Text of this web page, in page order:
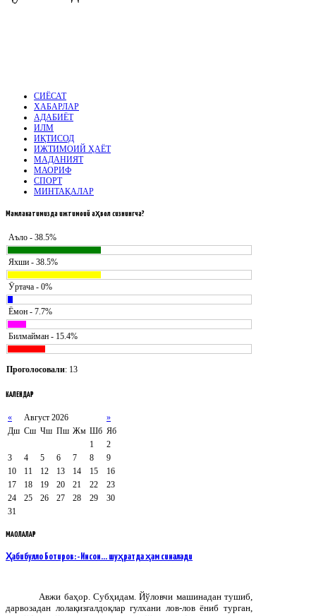
СИЁСАТ
ХАБАРЛАР
АДАБИЁТ
ИЛМ
ИҚТИСОД
ИЖТИМОИЙ ҲАЁТ
МАДАНИЯТ
МАОРИФ
СПОРТ
МИНТАҚАЛАР
Мамлакатимиздаижтимоий аҳвол сизнингча?
Аъло - 38.5%
Яхши - 38.5%
Ӯртача - 0%
Ёмон - 7.7%
Билмайман - 15.4%
Проголосовали: 13
КАЛЕНДАР
« Август 2026
»
Дш Сш Чш Пш Жм Шб Яб
1
2
3
4 5 6 7 8
9
10
11 12 13 14 15
16
17
18 19 20 21 22
23
24
25 26 27 28 29
30
31
МАҚОЛАЛАР
Ҳабибулло Ботиров: -Инсон… шуҳратда ҳам синалади
Авжи баҳор. Субҳидам. Йўловчи машинадан тушиб,
дарвозадан лолақизғалдоқлар гулхани лов-лов ёниб турган,